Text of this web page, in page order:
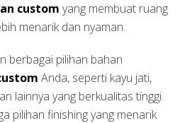
custom yang membuat ruang
menarik dan nyaman.
berbagai pilihan bahan
Anda, seperti kayu jati,
lainnya yang berkualitas tinggi.
pilihan finishing yang menarik